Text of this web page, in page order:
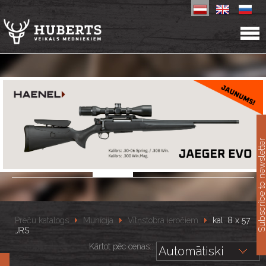
Preču katalogs Munīcija Vītņstobra ieročiem
kal. 8 x 57
JRS
Kārtot pēc cenas::
Subscribe